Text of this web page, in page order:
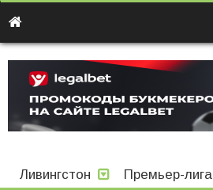
Ливингстон Премьер-лига